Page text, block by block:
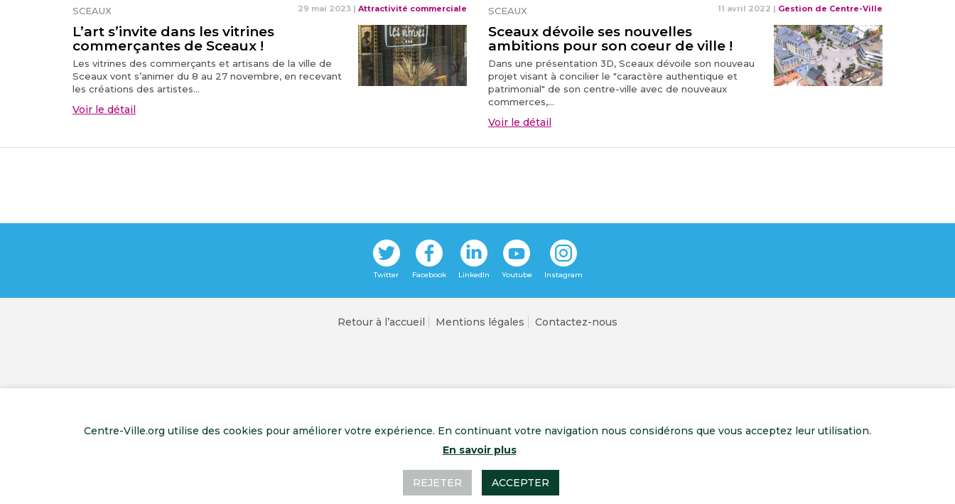
SCEAUX 29 mai 2023 | Attractivité commerciale
L’art s’invite dans les vitrines
commerçantes de Sceaux !
Les vitrines des commerçants et artisans de la ville de
Sceaux vont s’animer du 8 au 27 novembre, en recevant
les créations des artistes...
Voir le détail
SCEAUX 11 avril 2022 | Gestion de Centre-Ville
Sceaux dévoile ses nouvelles
ambitions pour son coeur de ville !
Dans une présentation 3D, Sceaux dévoile son nouveau
projet visant à concilier le "caractère authentique et
patrimonial" de son centre-ville avec de nouveaux
commerces,...
Voir le détail
Retour à l’accueil Mentions légales Contactez-nous
Centre-Ville.org utilise des cookies pour améliorer votre expérience. En continuant votre navigation nous considérons que vous acceptez leur utilisation.
En savoir plus
REJETER ACCEPTER